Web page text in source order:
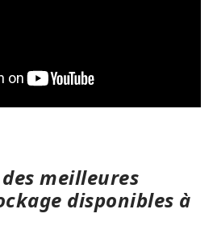
meilleures
disponibles à